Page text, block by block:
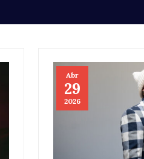
Abr
29
2026